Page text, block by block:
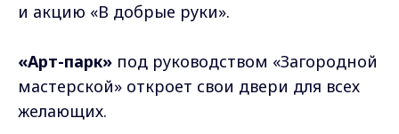
и акцию «В добрые руки».
«Арт-парк» под руководством «Загородной
мастерской» откроет свои двери для всех
желающих.